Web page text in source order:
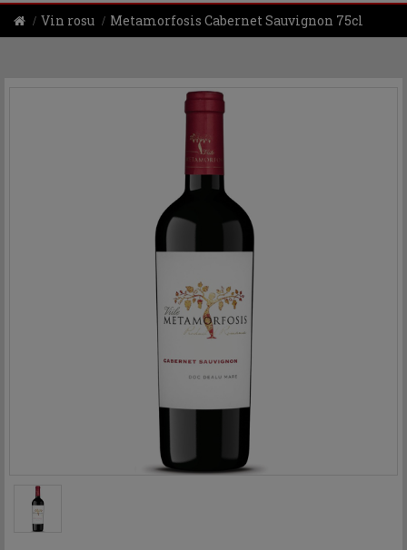
Vin rosu Metamorfosis Cabernet Sauvignon 75cl